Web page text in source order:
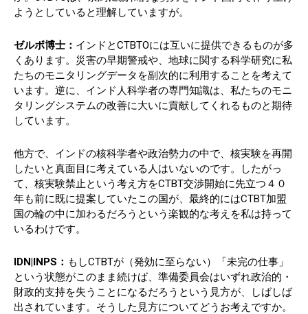
ようとしていると理解していますが。
ゼルボ博士： インドとCTBTOには互いに提供できるものが多
くあります。災害の早期警戒や、地球に関する科学研究に私
たちのモニタリングデータを副次的に利用することを考えて
います。逆に、インド人科学者の専門知識は、私たちのモニ
タリングシステムの改善に大いに貢献してくれるものと期待
しています。
他方で、インドの核科学者や政治勢力の中で、核実験を再開
したいと真面目に考えている人はいないのです。したがっ
て、核実験禁止という考え方をCTBT交渉開始に先立つ４０
年も前に既に提案していたこの国が、最終的にはCTBT加盟
国の輪の中に加わるだろうという楽観的な考えを私は持って
いるわけです。
IDN|INPS： もしCTBTが（発効に至らない）「未完の仕事」
という状態がこのまま続けば、準備委員会はいずれ政治的・
財政的支持を失うことになるだろうという見方が、しばしば
出されています。そうした見方についてどうお考えですか。